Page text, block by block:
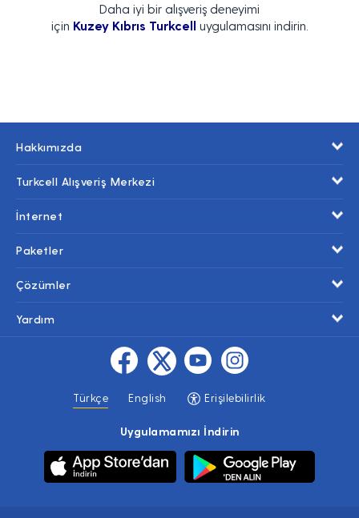
Daha iyi bir alışveriş deneyimi
için Kuzey Kıbrıs Turkcell uygulamasını indirin.
Hakkımızda
Turkcell Alışveriş Merkezi
İnternet
Paketler
Çözümler
Yardım
Türkçe English Erişilebilirlik
Uygulamamızı İndirin